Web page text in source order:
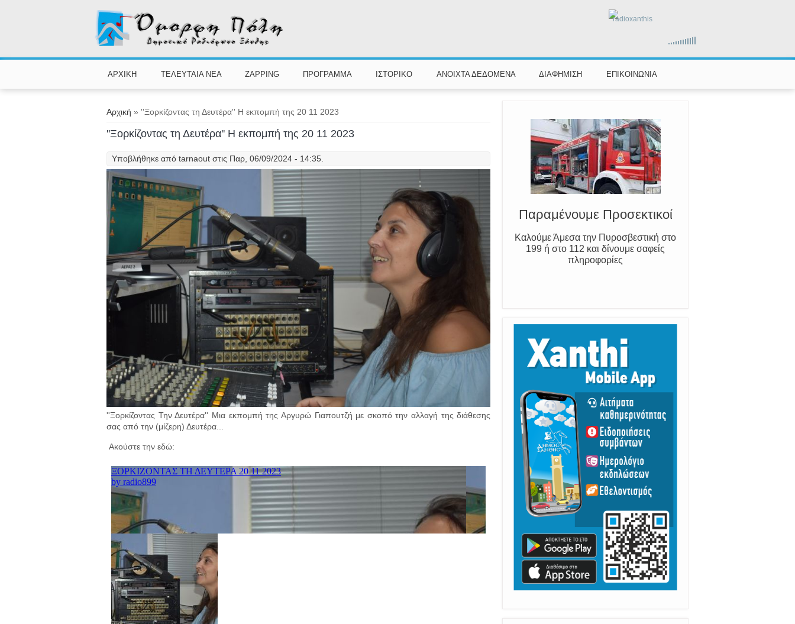
radioxanthis
ΑΡΧΙΚΗ ΤΕΛΕΥΤΑΙΑ ΝΕΑ ZAPPING ΠΡΟΓΡΑΜΜΑ ΙΣΤΟΡΙΚΟ ΑΝΟΙΧΤΑ ΔΕΔΟΜΕΝΑ ΔΙΑΦΗΜΙΣΗ ΕΠΙΚΟΙΝΩΝΙΑ
Είστε εδώ
Αρχική » ''Ξορκίζοντας τη Δευτέρα'' Η εκπομπή της 20 11 2023
''Ξορκίζοντας τη Δευτέρα'' Η εκπομπή της 20 11 2023
Υποβλήθηκε από tarnaout στις Παρ, 06/09/2024 - 14:35.
''Ξορκίζοντας Την Δευτέρα'' Μια εκπομπή της Αργυρώ Γιαπουτζή με σκοπό την αλλαγή της διάθεσης
σας από την (μίζερη) Δευτέρα...
Ακούστε την εδώ:
Ο Μύθος της Ξάνθης
Γνωρίζουμε τον Νέστο, την Ξάνθη και
τον Κόσυνθο